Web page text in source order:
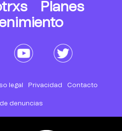
Planes
legal Privacidad Contacto
denuncias